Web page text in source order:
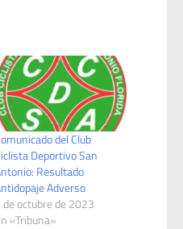
del Club
Deportivo San
Resultado
Adverso
de octubre de 2023
«Tribuna»